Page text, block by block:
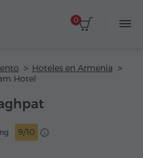
0
Hoteles en Armenia
Hotel
9/10